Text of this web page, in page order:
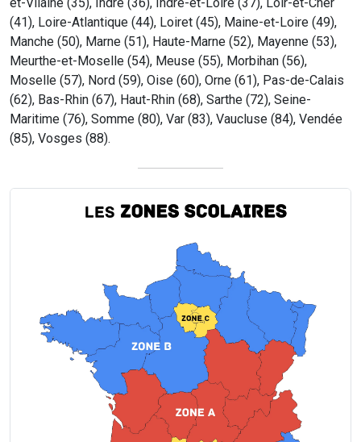
(41), Loire-Atlantique (44), Loiret (45), Maine-et-Loire (49),
Manche (50), Marne (51), Haute-Marne (52), Mayenne (53),
Meurthe-et-Moselle (54), Meuse (55), Morbihan (56),
Moselle (57), Nord (59), Oise (60), Orne (61), Pas-de-Calais
(62), Bas-Rhin (67), Haut-Rhin (68), Sarthe (72), Seine-
Maritime (76), Somme (80), Var (83), Vaucluse (84), Vendée
(85), Vosges (88).